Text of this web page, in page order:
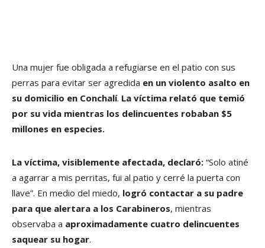
Una mujer fue obligada a refugiarse en el patio con sus
perras para evitar ser agredida en un violento asalto en
su domicilio en Conchalí. La víctima relató que temió
por su vida mientras los delincuentes robaban $5
millones en especies.
La víctima, visiblemente afectada, declaró: “Solo atiné
a agarrar a mis perritas, fui al patio y cerré la puerta con
llave”. En medio del miedo, logró contactar a su padre
para que alertara a los Carabineros, mientras
observaba a aproximadamente cuatro delincuentes
saquear su hogar.